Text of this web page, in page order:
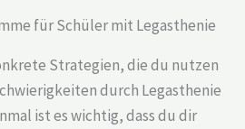
für Schüler mit Legasthenie
Strategien, die du nutzen
durch Legasthenie
ist es wichtig, dass du dir